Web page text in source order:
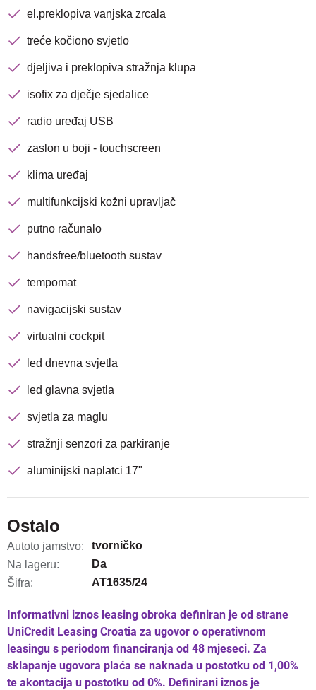
el.preklopiva vanjska zrcala
treće kočiono svjetlo
djeljiva i preklopiva stražnja klupa
isofix za dječje sjedalice
radio uređaj USB
zaslon u boji - touchscreen
klima uređaj
multifunkcijski kožni upravljač
putno računalo
handsfree/bluetooth sustav
tempomat
navigacijski sustav
virtualni cockpit
led dnevna svjetla
led glavna svjetla
svjetla za maglu
stražnji senzori za parkiranje
aluminijski naplatci 17"
Ostalo
Autoto jamstvo:
tvorničko
Na lageru:
Da
Šifra:
AT1635/24
Informativni iznos leasing obroka definiran je od strane
UniCredit Leasing Croatia za ugovor o operativnom
leasingu s periodom financiranja od 48 mjeseci. Za
sklapanje ugovora plaća se naknada u postotku od 1,00%
te akontacija u postotku od 0%. Definirani iznos je
Nova lokacija - Slavonska
Brza pretraga